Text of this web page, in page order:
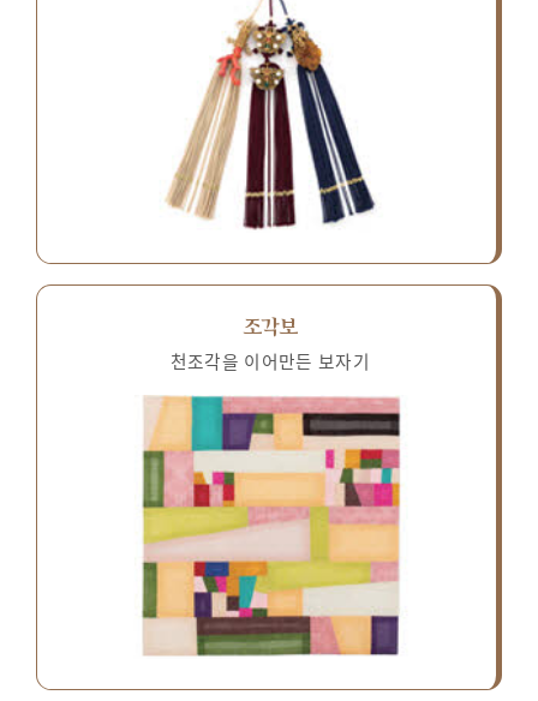
조각보
천조각을 이어만든 보자기